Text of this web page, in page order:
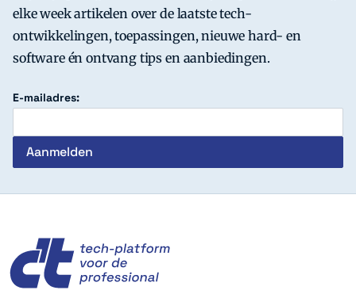
elke week artikelen over de laatste tech-
ontwikkelingen, toepassingen, nieuwe hard- en
software én ontvang tips en aanbiedingen.
E-mailadres: